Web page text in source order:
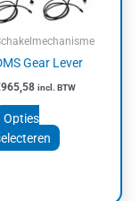
Gear Lever
965,58 incl. BTW
Opties
optie
worden
op